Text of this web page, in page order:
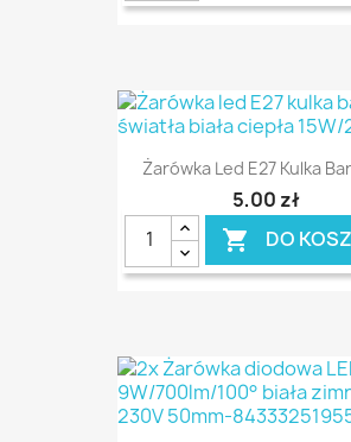
Żarówka Led E27 Kulka
5,00 zł
 DO